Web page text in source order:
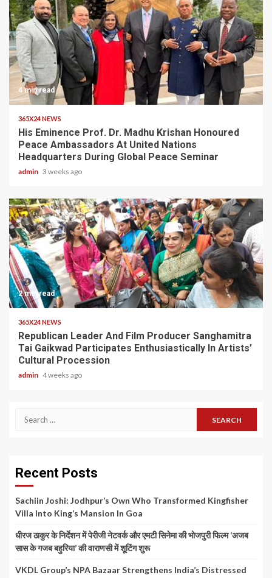
4 min read
365X24 NEWS
His Eminence Prof. Dr. Madhu Krishan Honoured
Peace Ambassadors At United Nations
Headquarters During Global Peace Seminar
admin 3 weeks ago
2 min read
365X24 NEWS
Republican Leader And Film Producer Sanghamitra
Tai Gaikwad Participates Enthusiastically In Artists’
Cultural Procession
admin 4 weeks ago
Search
Recent Posts
Sachiin Joshi: Jodhpur’s Own Who Transformed Kingfisher
Villa Into King’s Mansion In Goa
धीरज ठाकुर के निर्देशन में पेरीजी नेटवर्क और एमटी सिनेमा की भोजपुरी फिल्म ‘अजब
सास के गजब बहुरिया’ की वाराणसी में शूटिंग शुरू
VKDL Group’s NPA Bazaar Strengthens India’s Distressed